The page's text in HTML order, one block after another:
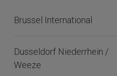
Brussel International
Dusseldorf Niederrhein /
Weeze